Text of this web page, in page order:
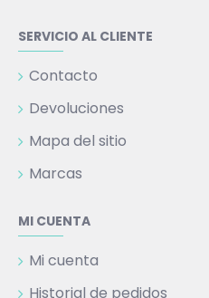
SERVICIO AL CLIENTE
Contacto
Devoluciones
Mapa del sitio
Marcas
MI CUENTA
Mi cuenta
Historial de pedidos